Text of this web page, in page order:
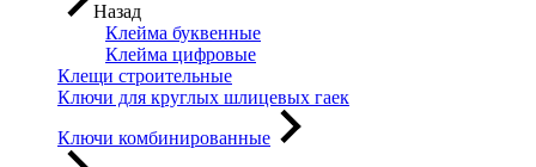
Назад
Клейма буквенные
Клейма цифровые
Клещи строительные
Ключи для круглых шлицевых гаек
Ключи комбинированные